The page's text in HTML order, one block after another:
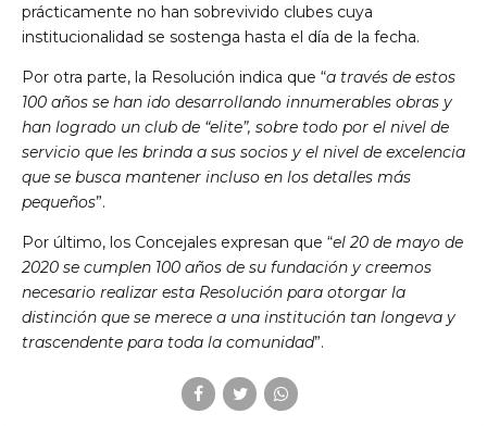
prácticamente no han sobrevivido clubes cuya
institucionalidad se sostenga hasta el día de la fecha.
Por otra parte, la Resolución indica que “a través de estos
100 años se han ido desarrollando innumerables obras y
han logrado un club de “elite”, sobre todo por el nivel de
servicio que les brinda a sus socios y el nivel de excelencia
que se busca mantener incluso en los detalles más
pequeños”.
Por último, los Concejales expresan que “el 20 de mayo de
2020 se cumplen 100 años de su fundación y creemos
necesario realizar esta Resolución para otorgar la
distinción que se merece a una institución tan longeva y
trascendente para toda la comunidad”.